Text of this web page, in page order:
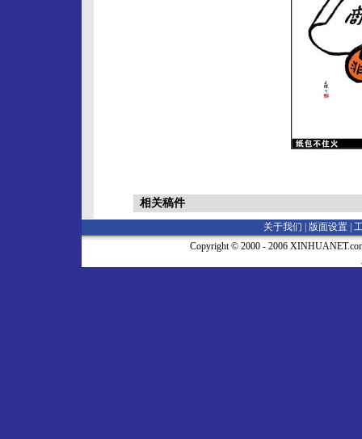
相关稿件
关于我们 | 版面设置
Copyright © 2000 - 2006